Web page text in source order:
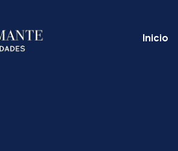
Inicio